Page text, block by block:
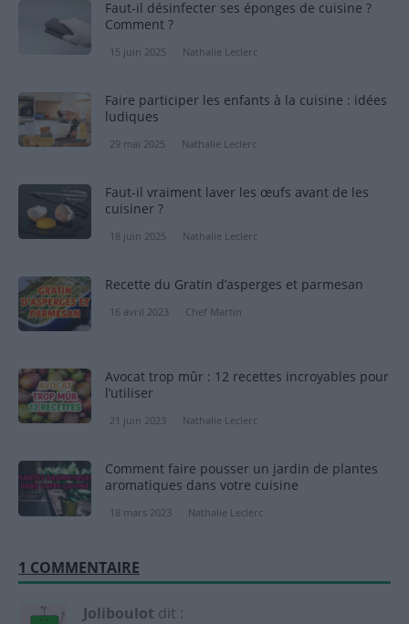
Faut-il désinfecter ses éponges de cuisine ?
Comment ?
15 juin 2025 Nathalie Leclerc
Faire participer les enfants à la cuisine : idées
ludiques
29 mai 2025 Nathalie Leclerc
Faut-il vraiment laver les œufs avant de les
cuisiner ?
18 juin 2025 Nathalie Leclerc
Recette du Gratin d’asperges et parmesan
16 avril 2023 Chef Martin
Avocat trop mûr : 12 recettes incroyables pour
l’utiliser
21 juin 2023 Nathalie Leclerc
Comment faire pousser un jardin de plantes
aromatiques dans votre cuisine
18 mars 2023 Nathalie Leclerc
1 COMMENTAIRE
Joliboulot dit :